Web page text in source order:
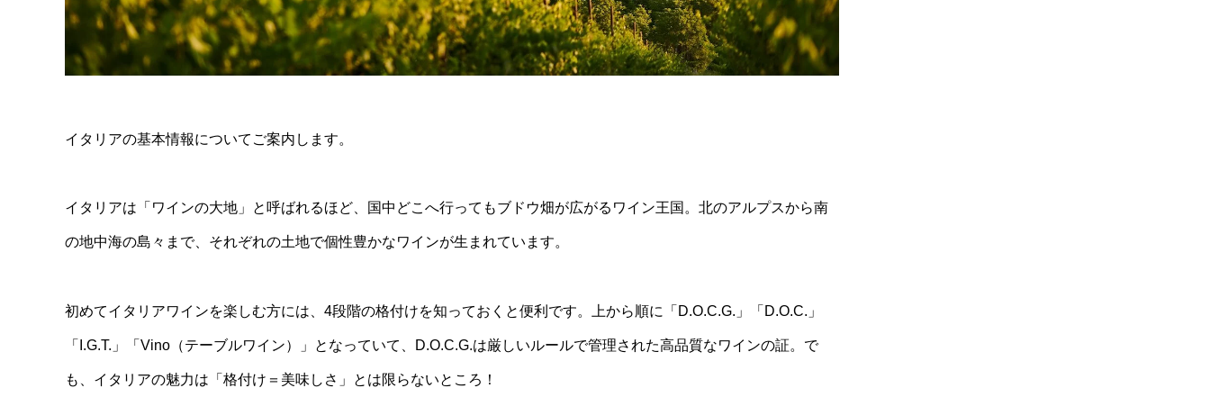
イタリアの基本情報についてご案内します。
イタリアは「ワインの大地」と呼ばれるほど、国中どこへ行ってもブドウ畑が広がるワイン王国。北のアルプスから南
の地中海の島々まで、それぞれの土地で個性豊かなワインが生まれています。
初めてイタリアワインを楽しむ方には、4段階の格付けを知っておくと便利です。上から順に「D.O.C.G.」「D.O.C.」
「I.G.T.」「Vino（テーブルワイン）」となっていて、D.O.C.G.は厳しいルールで管理された高品質なワインの証。で
も、イタリアの魅力は「格付け＝美味しさ」とは限らないところ！